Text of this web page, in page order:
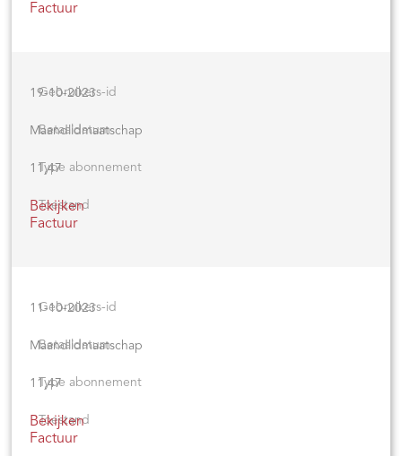
Factuur
19-10-2023
Maandlidmaatschap
11,47
Bekijken
Factuur
11-10-2023
Maandlidmaatschap
11,47
Bekijken
Factuur